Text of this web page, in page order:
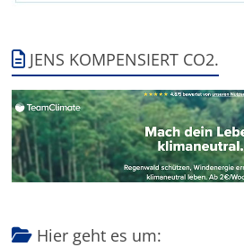
JENS KOMPENSIERT CO2.
Hier geht es um: